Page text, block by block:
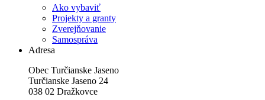
Ako vybaviť
Projekty a granty
Zverejňovanie
Samospráva
Adresa
Obec Turčianske Jaseno
Turčianske Jaseno 24
038 02 Dražkovce